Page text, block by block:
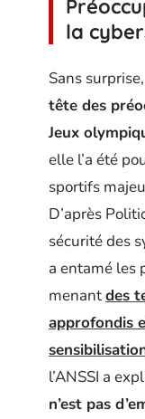
la
Sans surprise,
tête des
Jeux
elle l’a été
sportifs
D’après
sécurité des
a entamé les
menantdes
approfondis
l’ANSSI a
n’est pas